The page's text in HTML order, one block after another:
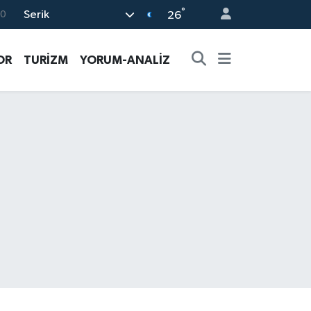
Serik 26°
TURİZM YORUM-ANALİZ